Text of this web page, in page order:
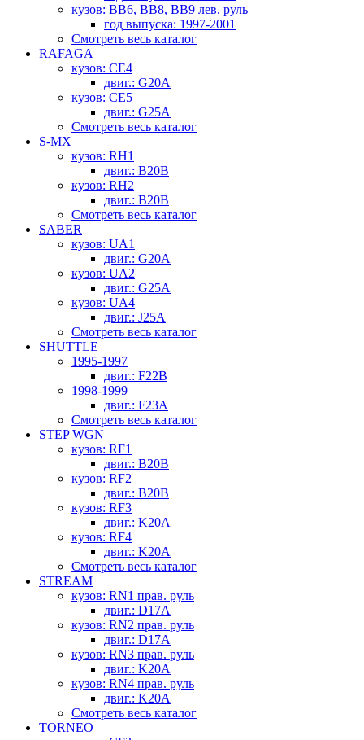
кузов: BB6, BB8, BB9 лев. руль
год выпуска: 1997-2001
Смотреть весь каталог
RAFAGA
кузов: CE4
двиг.: G20A
кузов: CE5
двиг.: G25A
Смотреть весь каталог
S-MX
кузов: RH1
двиг.: B20B
кузов: RH2
двиг.: B20B
Смотреть весь каталог
SABER
кузов: UA1
двиг.: G20A
кузов: UA2
двиг.: G25A
кузов: UA4
двиг.: J25A
Смотреть весь каталог
SHUTTLE
1995-1997
двиг.: F22B
1998-1999
двиг.: F23A
Смотреть весь каталог
STEP WGN
кузов: RF1
двиг.: B20B
кузов: RF2
двиг.: B20B
кузов: RF3
двиг.: K20A
кузов: RF4
двиг.: K20A
Смотреть весь каталог
STREAM
кузов: RN1 прав. руль
двиг.: D17A
кузов: RN2 прав. руль
двиг.: D17A
кузов: RN3 прав. руль
двиг.: K20A
кузов: RN4 прав. руль
двиг.: K20A
Смотреть весь каталог
TORNEO